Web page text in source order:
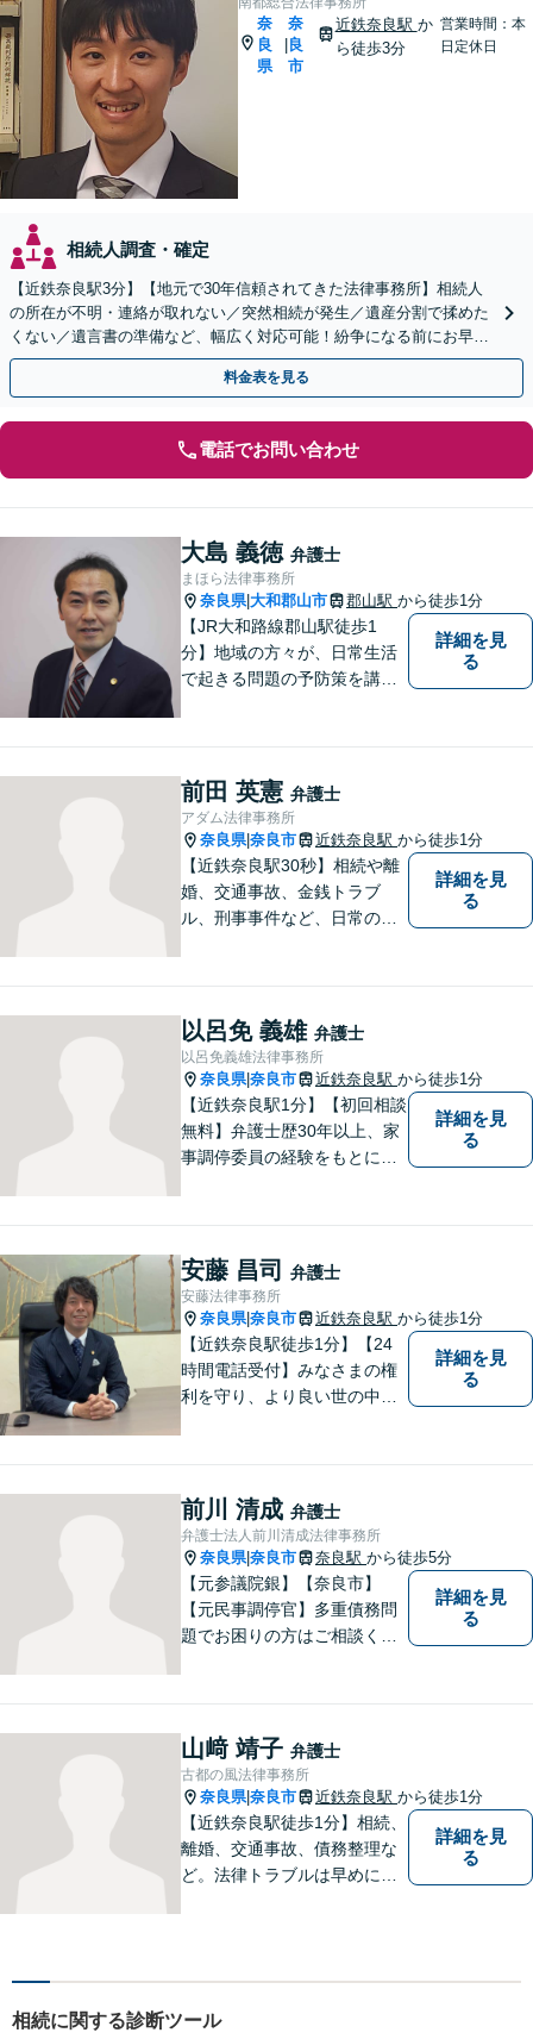
奈
良
県
奈
良
市
近鉄奈良駅 か
ら徒歩3分
営業時間：本
日定休日
相続人調査・確定
【近鉄奈良駅3分】【地元で30年信頼されてきた法律事務所】相続人
の所在が不明・連絡が取れない／突然相続が発生／遺産分割で揉めた
くない／遺言書の準備など、幅広く対応可能！紛争になる前にお早め
にご相談ください。【複数弁護士で対応可能】
料金表を見る
電話でお問い合わせ
大島 義徳 弁護士
まほら法律事務所
奈良県|大和郡山市 郡山駅 から徒歩1分
【JR大和路線郡山駅徒歩1
分】地域の方々が、日常生活
で起きる問題の予防策を講じ
身近な弁護士を目指していま
す。
詳細を見
る
前田 英憲 弁護士
アダム法律事務所
奈良県|奈良市 近鉄奈良駅 から徒歩1分
【近鉄奈良駅30秒】相続や離
婚、交通事故、金銭トラブ
ル、刑事事件など、日常の中
はお気軽にご相談ください。
【初回相談料60分5,500円】
【分かりやすい説明】
詳細を見
る
以呂免 義雄 弁護士
以呂免義雄法律事務所
奈良県|奈良市 近鉄奈良駅 から徒歩1分
【近鉄奈良駅1分】【初回相談
無料】弁護士歴30年以上、家
事調停委員の経験をもとに複
発生前のご相談も受け付けて
おります。【電話相談可】
詳細を見
る
安藤 昌司 弁護士
安藤法律事務所
奈良県|奈良市 近鉄奈良駅 から徒歩1分
【近鉄奈良駅徒歩1分】【24
時間電話受付】みなさまの権
利を守り、より良い世の中に
ています。法律トラブルでお
悩みごとがありましたら、お
気軽にご相談ください。
詳細を見
る
前川 清成 弁護士
弁護士法人前川清成法律事務所
奈良県|奈良市 奈良駅 から徒歩5分
【元参議院銀】【奈良市】
【元民事調停官】多重債務問
題でお困りの方はご相談くだ
たら、一度ご相談ください。
詳細を見
る
山﨑 靖子 弁護士
古都の風法律事務所
奈良県|奈良市 近鉄奈良駅 から徒歩1分
【近鉄奈良駅徒歩1分】相続、
離婚、交通事故、債務整理な
ど。法律トラブルは早めに弁
丁寧にお伺いいたします。
詳細を見
る
相続に関する診断ツール